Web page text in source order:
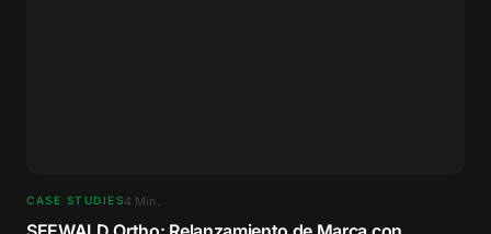
CASE STUDIES4 Min.